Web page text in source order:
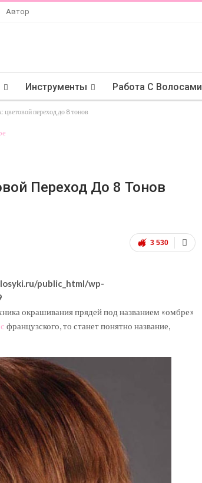
Автор
Инструменты Работа С Волосами
цветовой переход до 8 тонов
Переход До 8 Тонов
3 530
public_html/wp-
окрашивания прядей под названием «омбре»
французского, то станет понятно название,